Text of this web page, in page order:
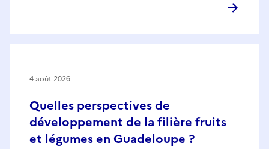
Quelles perspectives de
développement de la filière fruits
et légumes en Guadeloupe ?
4 août 2026